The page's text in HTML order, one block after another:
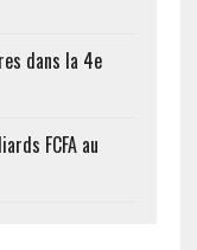
dans la 4e
FCFA au